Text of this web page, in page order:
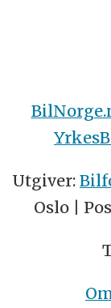
Utgiver:
Oslo |